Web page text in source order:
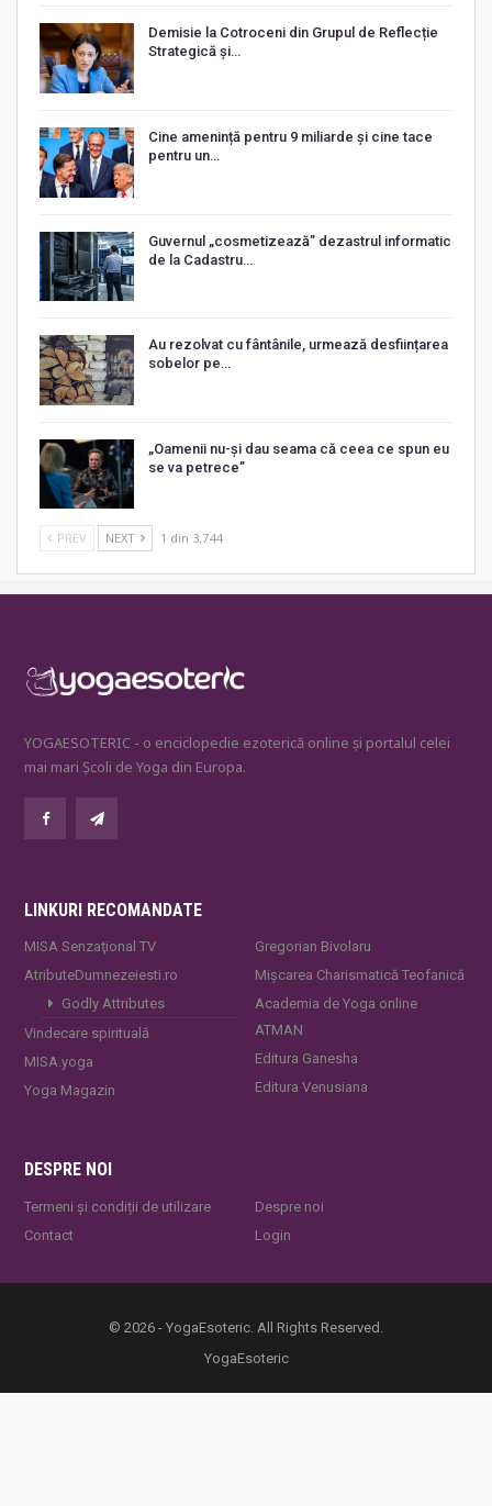
Demisie la Cotroceni din Grupul de Reflecție
Strategică și…
Cine amenință pentru 9 miliarde și cine tace
pentru un…
Guvernul „cosmetizează” dezastrul informatic
de la Cadastru…
Au rezolvat cu fântânile, urmează desființarea
sobelor pe…
„Oamenii nu-și dau seama că ceea ce spun eu
se va petrece”
PREV NEXT 1 din 3.744
YOGAESOTERIC - o enciclopedie ezoterică online și portalul celei
mai mari Școli de Yoga din Europa.
LINKURI RECOMANDATE
MISA Senzaţional TV
AtributeDumnezeiesti.ro
Godly Attributes
Vindecare spirituală
MISA.yoga
Yoga Magazin
Gregorian Bivolaru
Mișcarea Charismatică Teofanică
Academia de Yoga online
ATMAN
Editura Ganesha
Editura Venusiana
DESPRE NOI
Termeni și condiții de utilizare
Contact
Despre noi
Login
© 2026 - YogaEsoteric. All Rights Reserved.
YogaEsoteric